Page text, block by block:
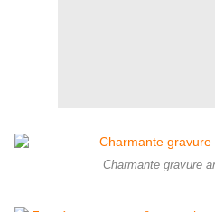
Charmante gravure